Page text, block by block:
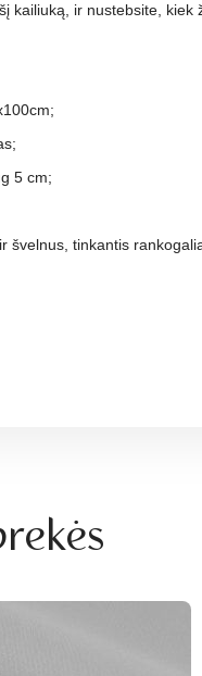
kailiuką, ir nustebsite, kiek
5 cm;
švelnus, tinkantis